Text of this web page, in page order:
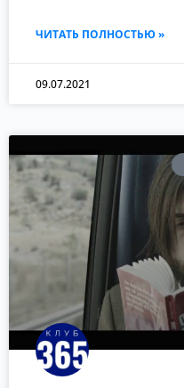
ЧИТАТЬ ПОЛНОСТЬЮ »
09.07.2021